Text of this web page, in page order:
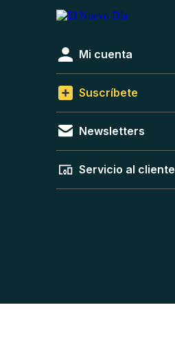
Mi cuenta
Suscríbete
Newsletters
Servicio al cliente